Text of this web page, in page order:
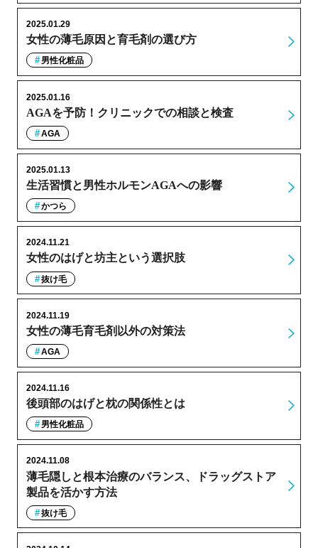
女性の薄毛原因と育毛剤の選び方
2025.01.29
男性化粧品
AGAを予防！クリニックでの相談と検査
2025.01.16
AGA
生活習慣と男性ホルモンAGAへの影響
2025.01.13
かつら
女性のはげと坊主という選択肢
2024.11.21
抜け毛
女性の薄毛育毛剤以外の対策法
2024.11.19
AGA
後頭部のはげと枕の関係性とは
2024.11.16
男性化粧品
薄毛隠しと根本治療のバランス、ドラッグストア
製品を活かす方法
2024.11.08
抜け毛